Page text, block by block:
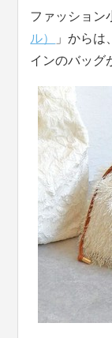
ファッション
ル）
」から
インのバッグ